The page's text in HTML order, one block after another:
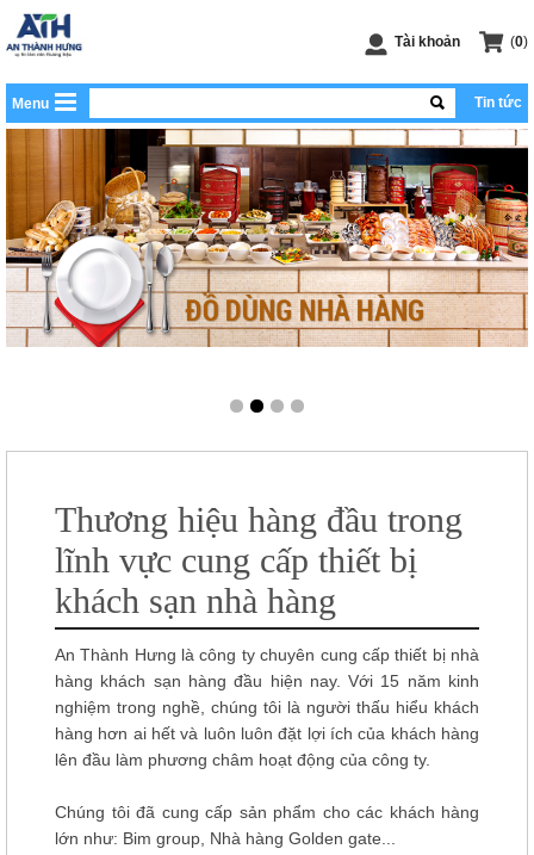
(0)
Tài khoản
Menu Tin tức
Thương hiệu hàng đầu trong
lĩnh vực cung cấp thiết bị
khách sạn nhà hàng
An Thành Hưng là công ty chuyên cung cấp thiết bị nhà
hàng khách sạn hàng đầu hiện nay. Với 15 năm kinh
nghiệm trong nghề, chúng tôi là người thấu hiểu khách
hàng hơn ai hết và luôn luôn đặt lợi ích của khách hàng
lên đầu làm phương châm hoạt động của công ty.
Chúng tôi đã cung cấp sản phẩm cho các khách hàng
lớn như: Bim group, Nhà hàng Golden gate...